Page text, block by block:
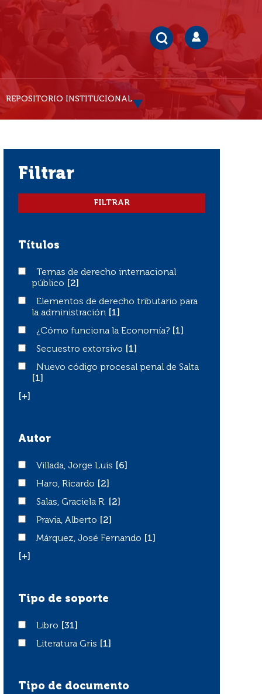
REPOSITORIO INSTITUCIONAL
filtrar
Títulos
Temas de derecho internacional público
Temas de derecho internacional
público
[2]
Elementos de derecho tributario para la administración
Elementos de derecho tributario para
la administración
[1]
¿Cómo funciona la Economía?
¿Cómo funciona la Economía?
[1]
Secuestro extorsivo
Secuestro extorsivo
[1]
Nuevo código procesal penal de Salta
Nuevo código procesal penal de Salta
[1]
[+]
Autor
Villada, Jorge Luis
Villada, Jorge Luis
[6]
Haro, Ricardo
Haro, Ricardo
[2]
Salas, Graciela R.
Salas, Graciela R.
[2]
Pravia, Alberto
Pravia, Alberto
[2]
Márquez, José Fernando
Márquez, José Fernando
[1]
[+]
Tipo de soporte
LibroLibro
[31]
Literatura Gris
Literatura Gris [1]
Tipo de documento